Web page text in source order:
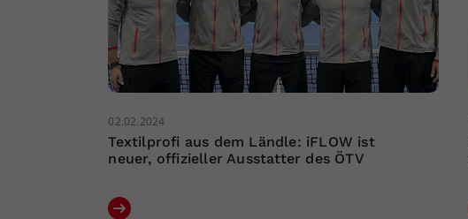
02.02.2024
Textilprofi aus dem Ländle: iFLOW ist
neuer, offizieller Ausstatter des ÖTV